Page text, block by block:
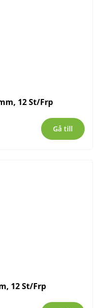
12 St/Frp
Gå till
12 St/Frp